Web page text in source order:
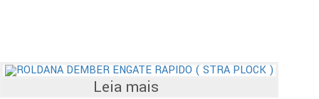
Leia mais